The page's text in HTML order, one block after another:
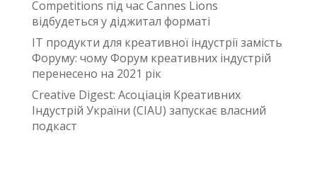
Competitions під час Cannes Lions
відбудеться у діджитал форматі
IT продукти для креативної індустрії замість
Форуму: чому Форум креативних індустрій
перенесено на 2021 рік
Creative Digest: Асоціація Креативних
Індустрій України (CIAU) запускає власний
подкаст